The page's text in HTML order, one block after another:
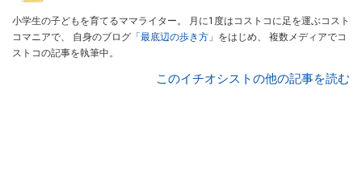
小学生の子どもを育てるママライター。 月に1度はコストコに足を運ぶコスト
コマニアで、 自身のブログ 「最底辺の歩き方」 をはじめ、 複数メディアでコ
ストコの記事を執筆中。
このイチオシストの他の記事を読む